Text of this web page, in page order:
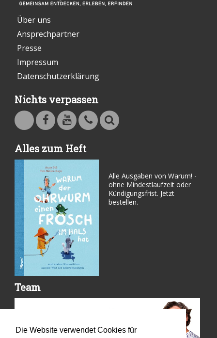
Die Website verwendet Cookies für
Über uns
Ansprechpartner
Presse
Impressum
Datenschutzerklärung
Nichts verpassen
Alles zum Heft
Alle Ausgaben von Warum! -
ohne Mindestlaufzeit oder
Kündigungsfrist. Jetzt
bestellen.
Team